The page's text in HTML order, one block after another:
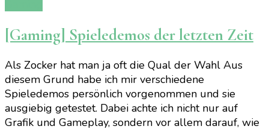
[Gaming] Spieledemos der letzten Zeit
Als Zocker hat man ja oft die Qual der Wahl Aus
diesem Grund habe ich mir verschiedene
Spieledemos persönlich vorgenommen und sie
ausgiebig getestet. Dabei achte ich nicht nur auf
Grafik und Gameplay, sondern vor allem darauf, wie